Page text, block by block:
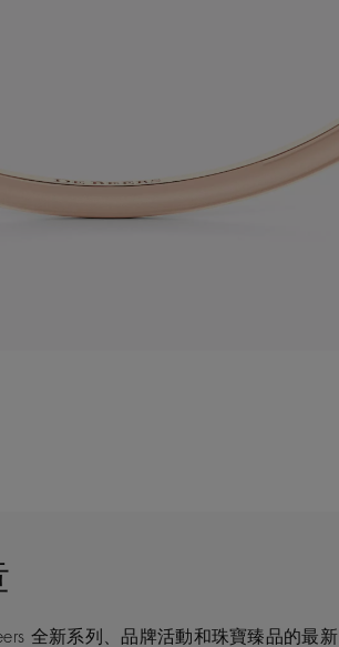
全新系列、品牌活動和珠寶臻品的最新
唯一與鑽石原產地有直接連結的奢華珠
始終致力於為您提供個人化的購物體
奢華鑽石珠寶的巔峰。我們的創意和工